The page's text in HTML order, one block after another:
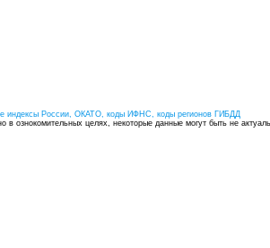
индексы России, ОКАТО, коды ИФНС, коды регионов ГИБДД
ознокомительных целях, некоторые данные могут быть не